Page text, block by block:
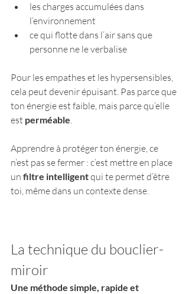
les charges accumulées dans
l’environnement
ce qui flotte dans l’air sans que
personne ne le verbalise
Pour les empathes et les hypersensibles,
cela peut devenir épuisant. Pas parce que
ton énergie est faible, mais parce qu’elle
est perméable.
Apprendre à protéger ton énergie, ce
n’est pas se fermer : c’est mettre en place
un filtre intelligent qui te permet d’être
toi, même dans un contexte dense.
La technique du bouclier-
miroir
Une méthode simple, rapide et